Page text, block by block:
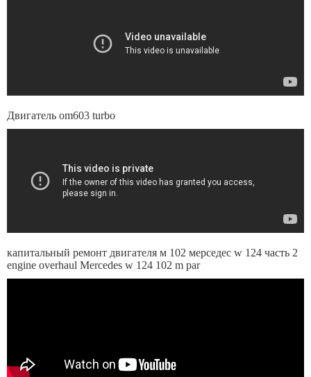
Двигатель om603 turbo
капитальный ремонт двигателя м 102 мерседес w 124 часть 2
engine overhaul Mercedes w 124 102 m par